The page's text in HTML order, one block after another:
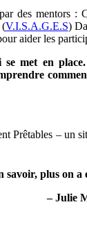
des mentors :
(V.I.S.A.G.E.S)
aider les
met en
Prêtables – un
plus on a
Julie